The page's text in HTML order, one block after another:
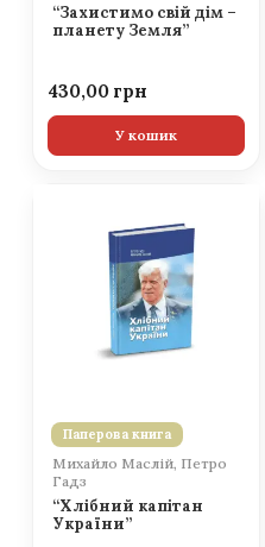
“Захистимо свій дім –
планету Земля”
430,00
У кошик
Паперова книга
Михайло Маслій, Петро
Гадз
“Хлібний капітан
України”